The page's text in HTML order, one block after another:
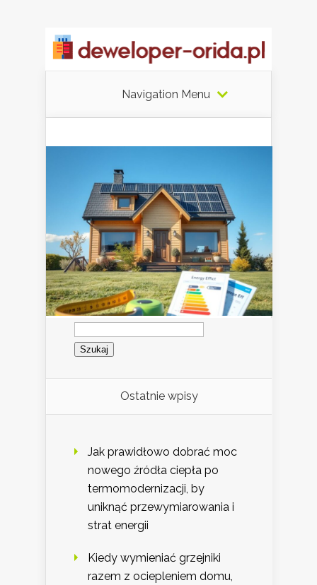
Navigation Menu
Szukaj:
Ostatnie wpisy
Jak prawidłowo dobrać moc
nowego źródła ciepła po
termomodernizacji, by
uniknąć przewymiarowania i
strat energii
Kiedy wymieniać grzejniki
razem z ociepleniem domu,